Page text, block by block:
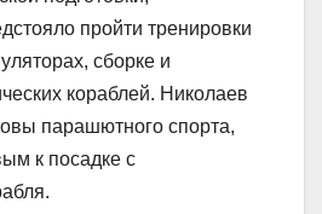
пройти тренировки
сборке и
кораблей. Николаев
парашютного спорта,
к посадке с